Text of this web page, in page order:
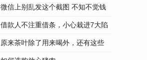
微信上别乱发这个截图 不知不觉钱
...
借款人不注重借条，小心栽进7大陷
...
原来茶叶除了用来喝外，还有这些